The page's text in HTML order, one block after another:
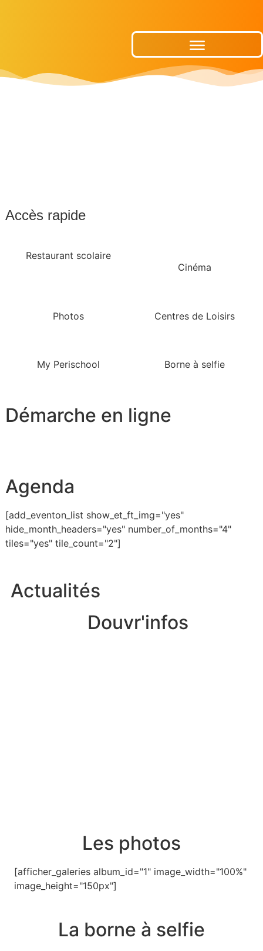
Accès rapide
Restaurant scolaire
Cinéma
Photos Centres de Loisirs
My Perischool Borne à selfie
Démarche en ligne
Agenda
[add_eventon_list show_et_ft_img="yes"
hide_month_headers="yes" number_of_months="4"
tiles="yes" tile_count="2"]
Actualités
Douvr'infos
Les photos
[afficher_galeries album_id="1" image_width="100%"
image_height="150px"]
La borne à selfie